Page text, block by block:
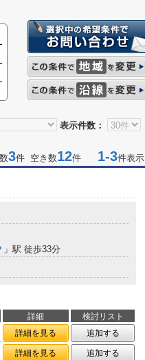
表示件数：
3件 空き数12件 1-3件表示
」駅 徒歩33分
詳細
検討リスト
詳細を見る
追加する
詳細を見る
追加する